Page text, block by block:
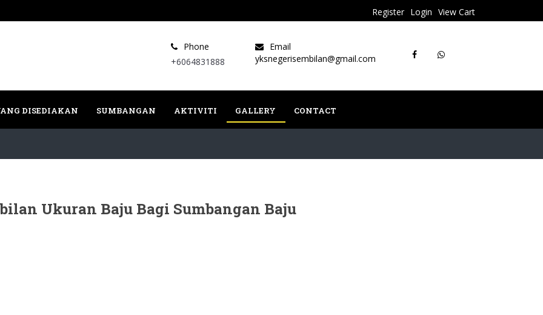
View Cart
Login
Register
Email
yksnegerisembilan@gmail.com
Phone
+6064831888
DISEDIAKAN SUMBANGAN AKTIVITI GALLERY CONTACT
Ukuran Baju Bagi Sumbangan Baju